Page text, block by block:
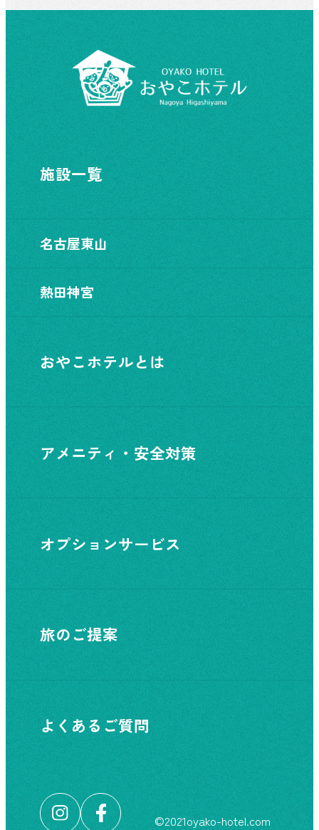
施設一覧
名古屋東山
熱田神宮
おやこホテルとは
アメニティ・安全対策
オプションサービス
旅のご提案
よくあるご質問
©︎2021oyako-hotel.com